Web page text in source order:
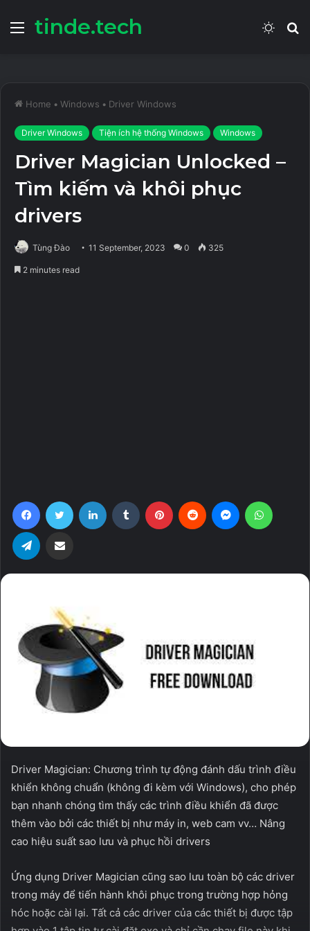
Menu
tinde.tech
Switch
Home • Windows • Driver Windows
Driver Windows Tiện ích hệ thống Windows Windows
Driver Magician Unlocked –
Tìm kiếm và khôi phục
drivers
Tùng Đào 11 September, 2023 0 325
2 minutes read
FacebookTwitter LinkedIn Tumblr Pinterest Reddit Messenger
Telegram Share via Email
Driver Magician: Chương trình tự động đánh dấu trình điều
khiển không chuẩn (không đi kèm với Windows), cho phép
bạn nhanh chóng tìm thấy các trình điều khiển đã được
thêm vào bởi các thiết bị như máy in, web cam vv… Nâng
cao hiệu suất sao lưu và phục hồi drivers
Ứng dụng Driver Magician cũng sao lưu toàn bộ các driver
trong máy để tiến hành khôi phục trong trường hợp hỏng
hóc hoặc cài lại. Tất cả các driver của các thiết bị được tập